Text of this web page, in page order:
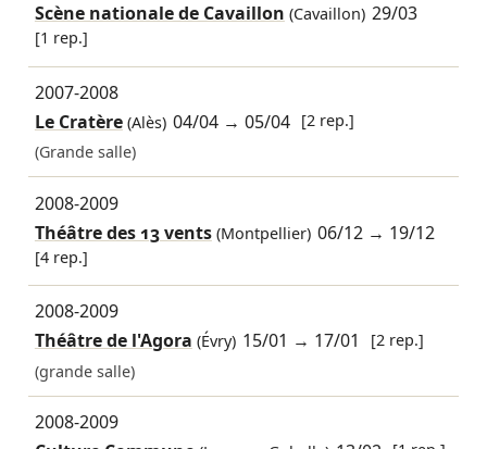
Scène nationale de Cavaillon (Cavaillon) 29/03
[1 rep.]
2007-2008
Le Cratère(Alès) 04/04 →05/04 [2 rep.]
(Grande salle)
2008-2009
Théâtre des 13 vents(Montpellier) 06/12 → 19/12
[4 rep.]
2008-2009
Théâtre de l'Agora (Évry) 15/01 → 17/01
[2 rep.]
(grande salle)
2008-2009